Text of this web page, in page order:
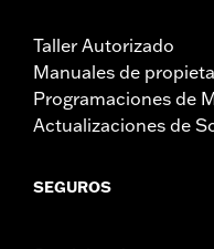
Taller Autorizado
Manuales de
Programaciones de
Actualizaciones de
SEGUROS